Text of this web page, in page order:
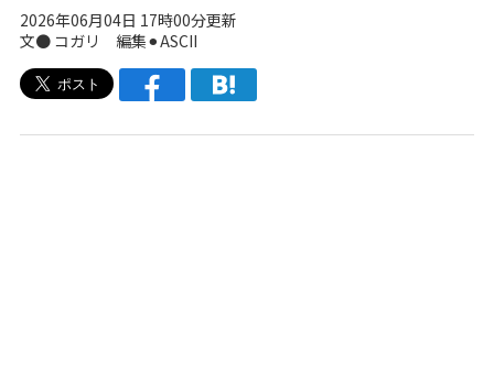
2026年06月04日 17時00分更新
文● コガリ 編集⚫︎ASCII